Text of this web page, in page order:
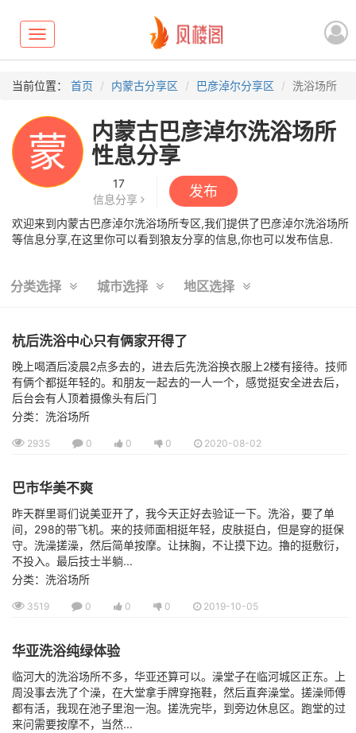
Toggle
navigation
当前位置： 首页 内蒙古分享区 巴彦淖尔分享区 洗浴场所
蒙
内蒙古巴彦淖尔洗浴场所
性息分享
17
信息分享
发布
欢迎来到内蒙古巴彦淖尔洗浴场所专区,我们提供了巴彦淖尔洗浴场所
等信息分享,在这里你可以看到狼友分享的信息,你也可以发布信息.
分类选择 城市选择 地区选择
杭后洗浴中心只有俩家开得了
晚上喝酒后凌晨2点多去的，进去后先洗浴换衣服上2楼有接待。技师
有俩个都挺年轻的。和朋友一起去的一人一个，感觉挺安全进去后，
后台会有人顶着摄像头有后门
分类：洗浴场所
2935 0 0 0 2020-08-02
巴市华美不爽
昨天群里哥们说美亚开了，我今天正好去验证一下。洗浴，要了单
间，298的带飞机。来的技师面相挺年轻，皮肤挺白，但是穿的挺保
守。洗澡搓澡，然后简单按摩。让抹胸，不让摸下边。擼的挺敷衍，
不投入。最后技士半躺...
分类：洗浴场所
3519 0 0 0 2019-10-05
华亚洗浴纯绿体验
临河大的洗浴场所不多，华亚还算可以。澡堂子在临河城区正东。上
周没事去洗了个澡，在大堂拿手牌穿拖鞋，然后直奔澡堂。搓澡师傅
都有活，我现在池子里泡一泡。搓洗完毕，到旁边休息区。跑堂的过
来问需要按摩不，当然...